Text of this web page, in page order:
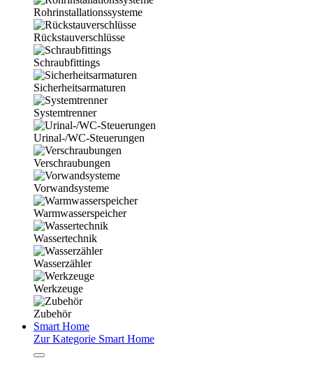
Rohrinstallationssysteme
Rückstauverschlüsse
Schraubfittings
Sicherheitsarmaturen
Systemtrenner
Urinal-/WC-Steuerungen
Verschraubungen
Vorwandsysteme
Warmwasserspeicher
Wassertechnik
Wasserzähler
Werkzeuge
Zubehör
Smart Home
Zur Kategorie Smart Home